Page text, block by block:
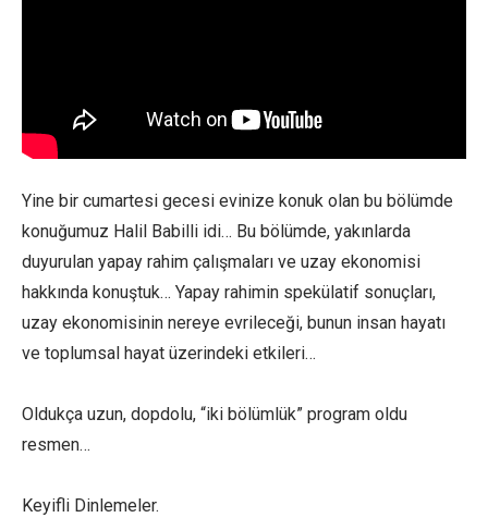
Yine bir cumartesi gecesi evinize konuk olan bu bölümde
konuğumuz Halil Babilli idi… Bu bölümde, yakınlarda
duyurulan yapay rahim çalışmaları ve uzay ekonomisi
hakkında konuştuk… Yapay rahimin spekülatif sonuçları,
uzay ekonomisinin nereye evrileceği, bunun insan hayatı
ve toplumsal hayat üzerindeki etkileri…
Oldukça uzun, dopdolu, “iki bölümlük” program oldu
resmen…
Keyifli Dinlemeler.